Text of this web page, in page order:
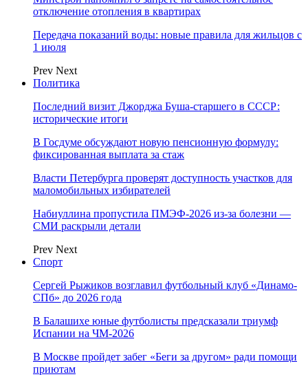
отключение отопления в квартирах
Передача показаний воды: новые правила для жильцов с
1 июля
Prev Next
Политика
Последний визит Джорджа Буша-старшего в СССР:
исторические итоги
В Госдуме обсуждают новую пенсионную формулу:
фиксированная выплата за стаж
Власти Петербурга проверят доступность участков для
маломобильных избирателей
Набиуллина пропустила ПМЭФ-2026 из-за болезни —
СМИ раскрыли детали
Prev Next
Спорт
Сергей Рыжиков возглавил футбольный клуб «Динамо-
СПб» до 2026 года
В Балашихе юные футболисты предсказали триумф
Испании на ЧМ-2026
В Москве пройдет забег «Беги за другом» ради помощи
приютам